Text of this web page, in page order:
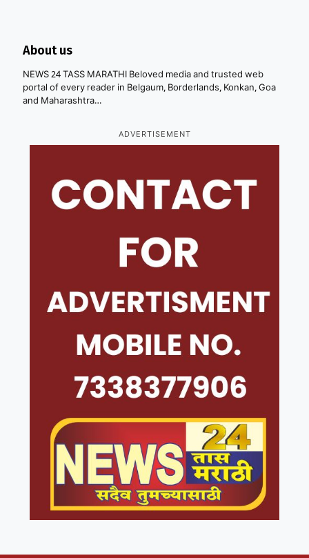
About us
NEWS 24 TASS MARATHI Beloved media and trusted web
portal of every reader in Belgaum, Borderlands, Konkan, Goa
and Maharashtra…
ADVERTISEMENT